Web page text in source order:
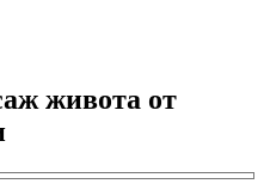
живота от